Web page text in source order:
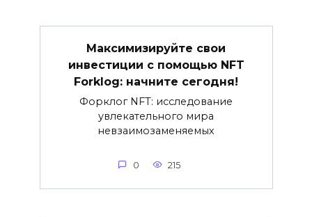
Максимизируйте свои
инвестиции с помощью NFT
Forklog: начните сегодня!
Форклог NFT: исследование
увлекательного мира
невзаимозаменяемых
0 215